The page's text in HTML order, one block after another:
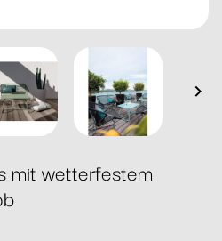

mit wetterfestem